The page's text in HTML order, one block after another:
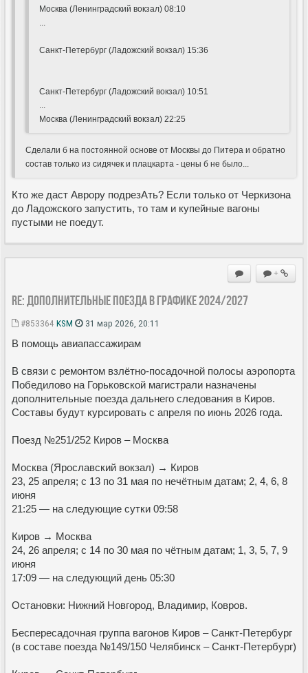
Москва (Ленинградский вокзал) 08:10
...
Санкт-Петербург (Ладожский вокзал) 15:36
Санкт-Петербург (Ладожский вокзал) 10:51
...
Москва (Ленинградский вокзал) 22:25
Сделали б на постоянной основе от Москвы до Питера и обратно
состав только из сидячек и плацкарта - цены б не было...
Кто же даст Аврору подрезАть? Если только от Черкизона
до Ладожского запустить, то там и купейные вагоны
пустыми не поедут.
+
Re: Дополнительные поезда в Графике 2024/2027
#853364 KSM 31 мар 2026, 20:11
В помощь авиапассажирам
В связи с ремонтом взлётно-посадочной полосы аэропорта
Победилово на Горьковской магистрали назначены
дополнительные поезда дальнего следования в Киров.
Составы будут курсировать с апреля по июнь 2026 года.
Поезд №251/252 Киров – Москва
Москва (Ярославский вокзал) → Киров
23, 25 апреля; с 13 по 31 мая по нечётным датам; 2, 4, 6, 8
июня
21:25 — на следующие сутки 09:58
Киров → Москва
24, 26 апреля; с 14 по 30 мая по чётным датам; 1, 3, 5, 7, 9
июня
17:09 — на следующий день 05:30
Остановки: Нижний Новгород, Владимир, Ковров.
Беспересадочная группа вагонов Киров – Санкт-Петербург
(в составе поезда №149/150 Челябинск – Санкт-Петербург)